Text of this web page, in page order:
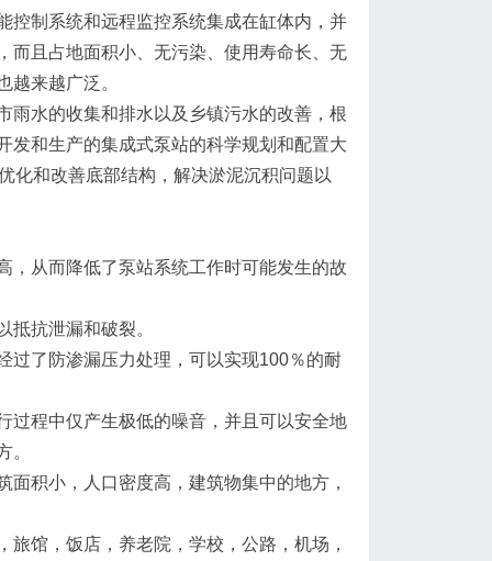
控制系统和远程监控系统集成在缸体内，并
而且占地面积小、无污染、使用寿命长、无
越来越广泛。
雨水的收集和排水以及乡镇污水的改善，根
发和生产的集成式泵站的科学规划和配置大
化和改善底部结构，解决淤泥沉积问题以
，从而降低了泵站系统工作时可能发生的故
抗泄漏和破裂。
过了防渗漏压力处理，可以实现100％的耐
过程中仅产生极低的噪音，并且可以安全地
。
积小，人口密度高，建筑物集中的地方，
馆，饭店，养老院，学校，公路，机场，